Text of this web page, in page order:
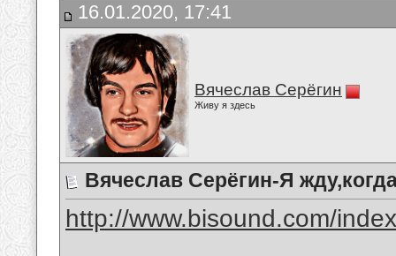
16.01.2020, 17:41
Вячеслав Серёгин
Живу я здесь
Вячеслав Серёгин-Я
http://www.bisound.com/